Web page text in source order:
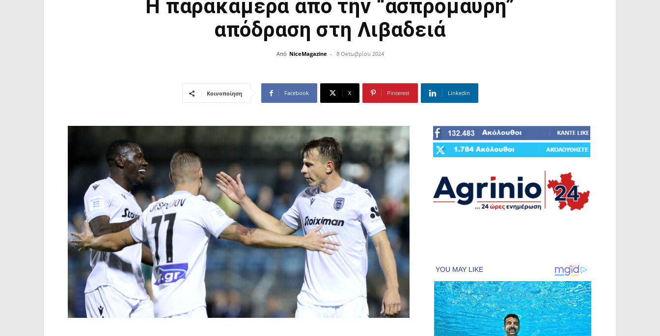
Η παρακάμερα από την “ασπρόμαυρη”
απόδραση στη Λιβαδειά
Από NiceMagazine - 8 Οκτωβρίου 2024
Κοινοποίηση Facebook X Pinterest Linkedin